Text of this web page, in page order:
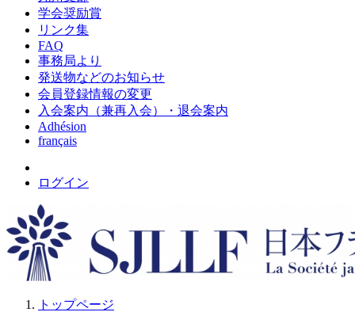
学会奨励賞
リンク集
FAQ
事務局より
発送物などのお知らせ
会員登録情報の変更
入会案内（兼再入会）・退会案内
Adhésion
français
ログイン
トップページ